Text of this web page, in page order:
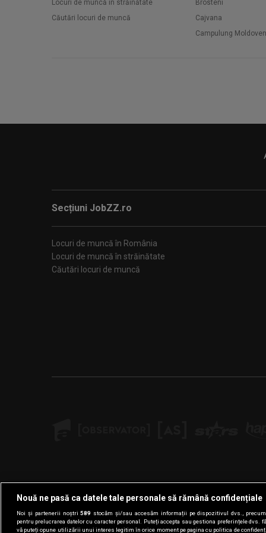
Locuri de muncă în străinătate
Căutări locuri de muncă
Brosteni
Cajvana
Campulung
Secțiuni JobZZ.ro
Locuri de muncă în România
Locuri de muncă în străinătate
Căutări locuri de muncă
Nouă ne pasă ca datele tale personale să rămână confidențiale
Noi și partenerii noștri589 stocăm și/sau accesăm informații pe dispozitivul dvs.,
pentru prelucrarea datelor cu caracter personal. Puteți accepta sau gestiona preferințele dvs.
vă puteți opune utilizării unui interes legitim în orice moment pe pagina cu politica de